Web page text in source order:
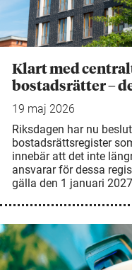
Klart med
bostadsrätter –
19 maj 2026
Riksdagen har nu
bostadsrättsregister
innebär att det inte
ansvarar för dessa
gälla den 1 januari